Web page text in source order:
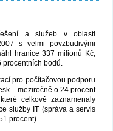
a služeb v oblasti
s velmi povzbudivými
hranice 337 milionů Kč,
procentních bodů.
pro počítačovou podporu
– meziročně o 24 procent
celkově zaznamenaly
služby IT (správa a servis
procent).